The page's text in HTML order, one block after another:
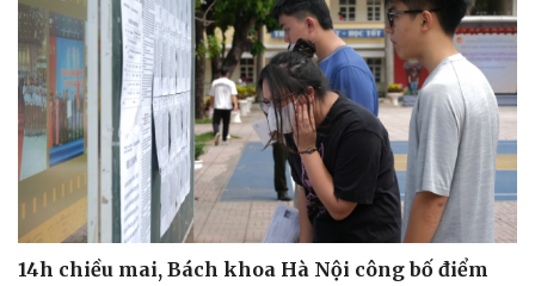
14h chiều mai, Bách khoa Hà Nội công bố điểm